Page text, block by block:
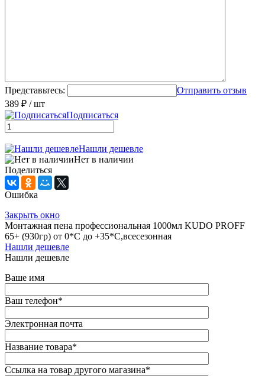
Представьтесь:
Отправить отзыв
389 ₽ / шт
Подписаться
Нашли дешевле
Нет в наличии
Поделиться
Ошибка
Закрыть окно
Монтажная пена профессиональная 1000мл KUDO PROFF
65+ (930гр) от 0*С до +35*С,всесезонная
Нашли дешевле
Нашли дешевле
Ваше имя
Ваш телефон*
Электронная почта
Название товара*
Ссылка на товар другого магазина*